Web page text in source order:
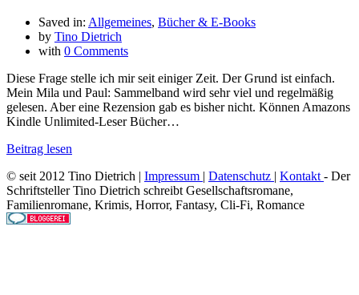
Saved in: Allgemeines, Bücher & E-Books
by Tino Dietrich
with 0 Comments
Diese Frage stelle ich mir seit einiger Zeit. Der Grund ist einfach.
Mein Mila und Paul: Sammelband wird sehr viel und regelmäßig
gelesen. Aber eine Rezension gab es bisher nicht. Können Amazons
Kindle Unlimited-Leser Bücher…
Beitrag lesen
© seit 2012 Tino Dietrich | Impressum | Datenschutz | Kontakt - Der
Schriftsteller Tino Dietrich schreibt Gesellschaftsromane,
Familienromane, Krimis, Horror, Fantasy, Cli-Fi, Romance